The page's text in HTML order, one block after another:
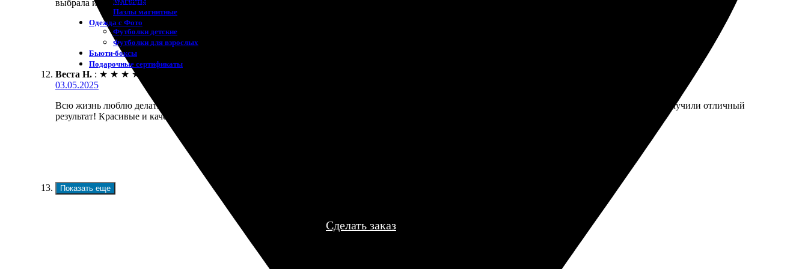
Пазлы магнитные
Одежда с Фото
Футболки детские
Футболки для взрослых
Бьюти-боксы
Подарочные сертификаты
выбрала именно эту компанию. Обязательно закажу еще.
Веста Н. : ★ ★ ★ ★
03.05.2025
Всю жизнь люблю делать подарки близким. Заказала коврики для мыши. Удобный интерфейс сайта, быстрое оформление заказа. Через пару дней получили отличный
результат! Красивые и качественные, всем понравились. Рекомендую!
Показать еще
Сделать заказ